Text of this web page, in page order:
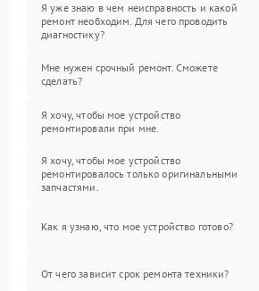
Я уже знаю в чем неисправность и какой
ремонт необходим. Для чего проводить
диагностику?
Мне нужен срочный ремонт. Сможете
сделать?
Я хочу, чтобы мое устройство
ремонтировали при мне.
Я хочу, чтобы мое устройство
ремонтировалось только оригинальными
запчастями.
Как я узнаю, что мое устройство готово?
От чего зависит срок ремонта техники?